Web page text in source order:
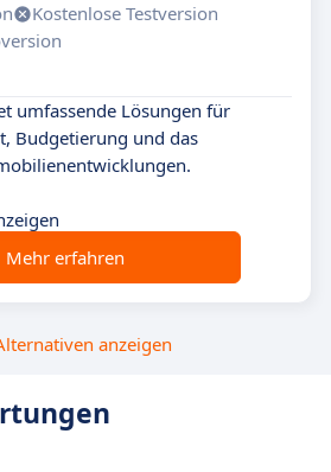
Kostenlose Testversion
umfassende Lösungen für
Budgetierung und das
Mehr erfahren
anzeigen